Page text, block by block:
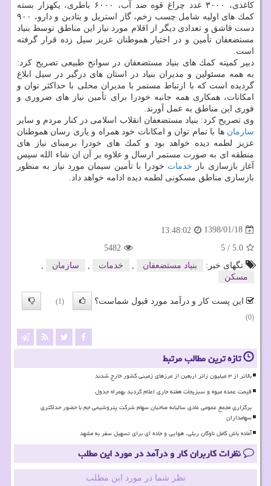
كاغذی، ۳۰۰۰ عدد چراغ قوه ضد آب، ۶۰۰۰ باطری، یكهزار بسته
كمك های اولیه شامل چسب زخم، گاز استریل و بتادین و دارو، ۹۰۰
دست قاشق و تعدادی دیگر از اقلام مورد نیاز این مناطق توسط بنیاد
مستضعفان تأمین و در اختیار هموطنان عزیز سیل زده قرار گرفته
است.
دبیر كمیته كمك های بنیاد مستضعفان در سوانح طبیعی تصریح كرد:
به همه مسئولین و مدیران بنیاد در استان های درگیر در سیل ابلاغ
گردیده است كه با ارتباط مستمر با مدیران محلی با حداكثر توان و
امكانات، همكاری همه جانبه خودرا برای تأمین نیاز های ضروری و
فوری این مناطق به عمل آورند.
وی تصریح كرد: بنیاد مستضعفان انقلاب اسلامی در كنار مردم و سایر
سازمان ها با تمام توان و امكانات خود همراه و یاری رسان هموطنان
عزیز لطمه دیده خواهد بود و كمك های خودرا برمبنای نیاز های
منطقه ای به صورت مستمر ارسال و علاوه بر آن ان شاء الله سپس
آغاز بازسازی باز خدمات خودرا با تأمین سیمان مورد نیاز به منظور
بازسازی مناطق مسكونی لطمه دیده ادامه خواهد داد.
1398/01/18
13:48:02
5.0
/
5
5482
تگهای خبر:
بنیاد مستضعفان , خدمات , سازمان
,
مسكن
این پست کار و درآمد مورد قبول شماست؟
(1)
(0)
تازه ترین مطالب مرتبط
بالاتر از ۳ میلیون زائر اربعین از مرزهای زمینی کشور خارج شدند
قیمت عمده میوه و سبزیجات هفته جاری اعلام گردید بهمراه جدول
برگزاری مجمع عمومی عادی سالیانه صاحبان سهام شرکت پتروشیمی جم با حضور حداکثری
سهامداران
آماده باش کامل ناوگان ریلی، هوایی و جاده ای برای تسهیل سفر به مشهد
نظرات کاربران کار و درآمد در مورد این مطلب
نظر شما در مورد این مطلب